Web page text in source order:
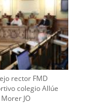
rector FMD
colegio Allúe
Morer JO